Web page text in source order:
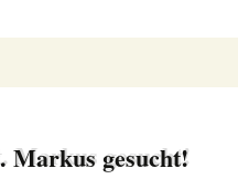
Markus gesucht!